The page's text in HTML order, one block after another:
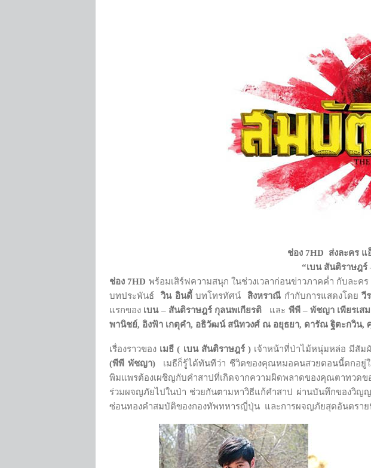
ช่อง 7HD ส่งละคร แ
“เบน สันติราษฎ
ช่อง 7HD พร้อมเสิร์ฟความสนุก ในช่วงเวลาก่อนข่าวภาคค่ำ กับละ
บทประพันธ์วิน อินดี้บทโทรทัศน์ สิงหราณี กำกับการแสดงโดยวี
แรกของ เบน – สันติราษฎร์ กุลนพเกียรติ และ พีพี – พัชญา เพียรเส
พานิชย์, อิงฟ้า เกตุคำ, อธิวัฒน์ สนิทวงศ์ ณ อยุธยา, ดารัณ ฐิตะกวิน,
เรื่องราวของ เมธี ( เบน สันติราษฎร์ )เจ้าหน้าที่ป่าไม้หนุ่มหล่อ มีสัม
(พีพี พัชญา) เมธีก็รู้ได้ทันทีว่า ชีวิตของคุณหมอคนสวยตอนนี้ตกอยู่
พิมแพรต้องเผชิญกับคำสาปที่เกิดจากความผิดพลาดของคุณตาทวดข
ร่วมผจญภัยไปในป่า ช่วยกันตามหาวิธีแก้คำสาป ผ่านบันทึกของวิญ
ซ่อนทองคำสมบัติของกองทัพทหารญี่ปุ่น และการผจญภัยสุดอันตรา